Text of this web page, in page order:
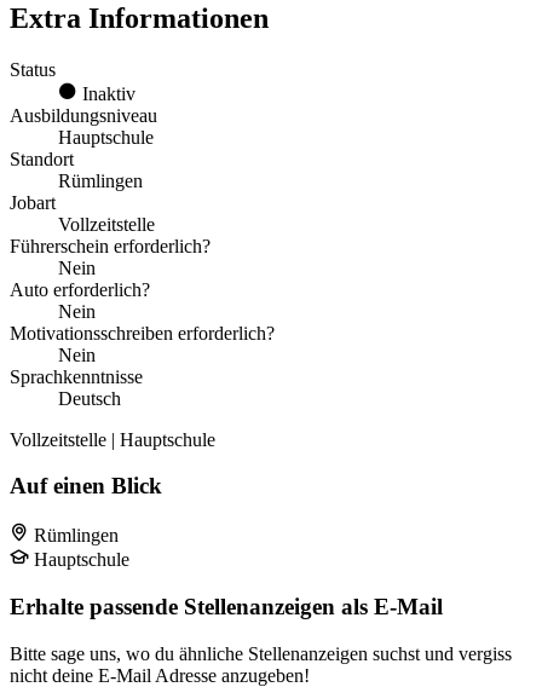
Extra Informationen
Status
Inaktiv
Ausbildungsniveau
Hauptschule
Standort
Rümlingen
Jobart
Vollzeitstelle
Führerschein erforderlich?
Nein
Auto erforderlich?
Nein
Motivationsschreiben erforderlich?
Nein
Sprachkenntnisse
Deutsch
Vollzeitstelle | Hauptschule
Auf einen Blick
Rümlingen
Hauptschule
Erhalte passende Stellenanzeigen als E-Mail
Bitte sage uns, wo du ähnliche Stellenanzeigen suchst und vergiss
nicht deine E-Mail Adresse anzugeben!